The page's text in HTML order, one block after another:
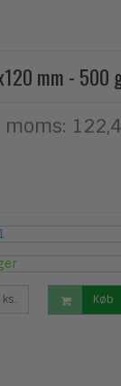
mm - 500
ks. Køb